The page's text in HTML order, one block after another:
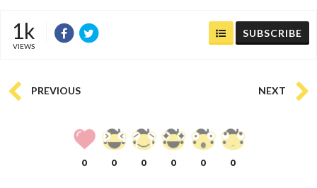
1k
VIEWS
SUBSCRIBE
PREVIOUS NEXT
0 0 0 0 0 0